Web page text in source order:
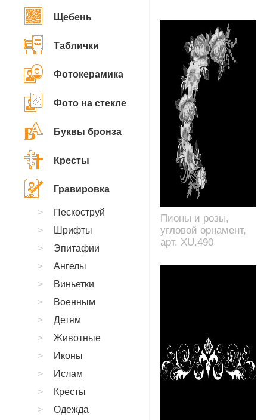
Пионы и розы,
угловой орнамент,
арт. XU.490
Щебень
Таблички
Фотокерамика
Фото на стекле
Буквы бронза
Кресты
Гравировка
Пескоструй
Шрифты
Эпитафии
Ангелы
Виньетки
Военным
Детям
Животные
Иконы
Ислам
Кресты
Одежда